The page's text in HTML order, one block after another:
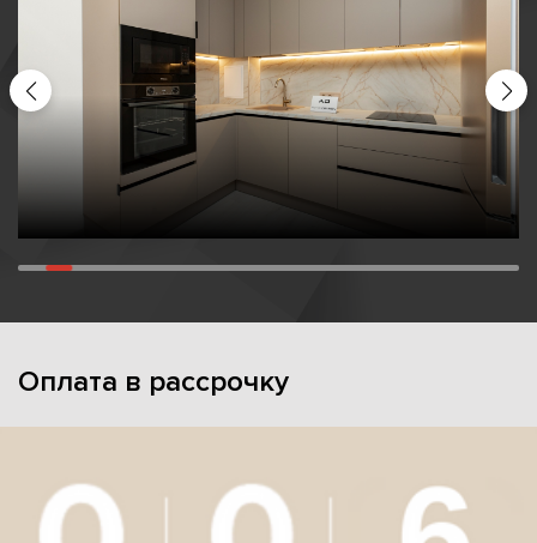
Оплата в рассрочку